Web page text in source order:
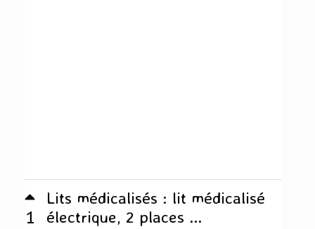
1
Lits médicalisés : lit médicalisé
électrique, 2 places ...